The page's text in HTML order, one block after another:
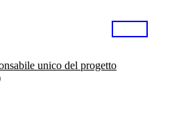
unico del progetto